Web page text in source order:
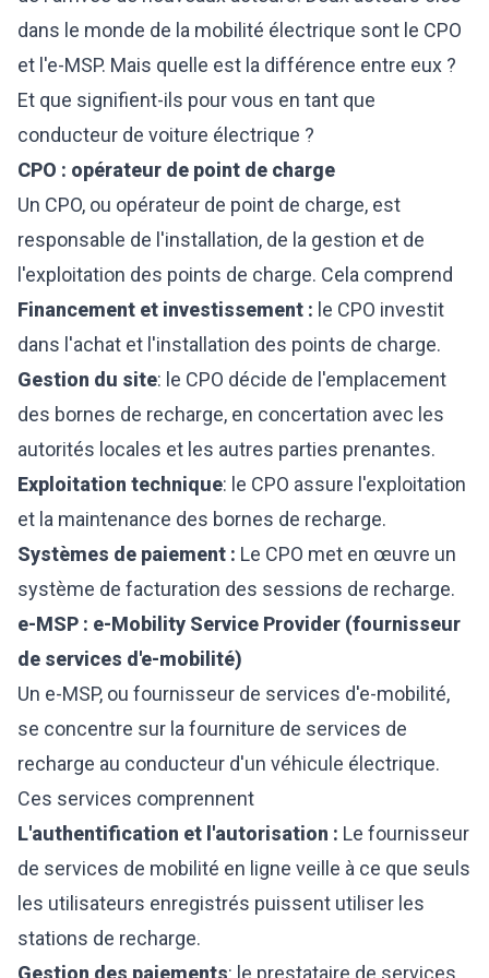
dans le monde de la mobilité électrique sont le CPO
et l'e-MSP. Mais quelle est la différence entre eux ?
Et que signifient-ils pour vous en tant que
conducteur de voiture électrique ?
CPO : opérateur de point de charge
Un CPO, ou opérateur de point de charge, est
responsable de l'installation, de la gestion et de
l'exploitation des points de charge. Cela comprend
Financement et investissement : le CPO investit
dans l'achat et l'installation des points de charge.
Gestion du site: le CPO décide de l'emplacement
des bornes de recharge, en concertation avec les
autorités locales et les autres parties prenantes.
Exploitation technique: le CPO assure l'exploitation
et la maintenance des bornes de recharge.
Systèmes de paiement : Le CPO met en œuvre un
système de facturation des sessions de recharge.
e-MSP : e-Mobility Service Provider (fournisseur
de services d'e-mobilité)
Un e-MSP, ou fournisseur de services d'e-mobilité,
se concentre sur la fourniture de services de
recharge au conducteur d'un véhicule électrique.
Ces services comprennent
L'authentification et l'autorisation : Le fournisseur
de services de mobilité en ligne veille à ce que seuls
les utilisateurs enregistrés puissent utiliser les
stations de recharge.
Gestion des paiements: le prestataire de services